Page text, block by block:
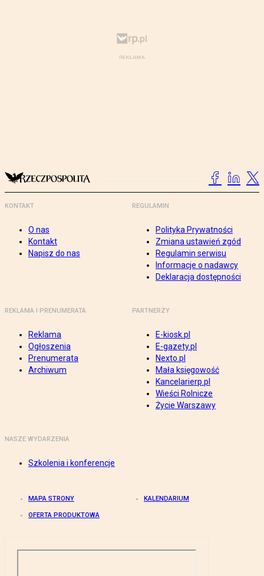
KONTAKT
O nas
Kontakt
Napisz do nas
REGULAMIN
Polityka Prywatności
Zmiana ustawień zgód
Regulamin serwisu
Informacje o nadawcy
Deklaracja dostępności
REKLAMA I PRENUMERATA
Reklama
Ogłoszenia
Prenumerata
Archiwum
PARTNERZY
E-kiosk.pl
E-gazety.pl
Nexto.pl
Mała księgowość
Kancelarierp.pl
Wieści Rolnicze
Życie Warszawy
NASZE WYDARZENIA
Szkolenia i konferencje
MAPA STRONY KALENDARIUM
OFERTA PRODUKTOWA